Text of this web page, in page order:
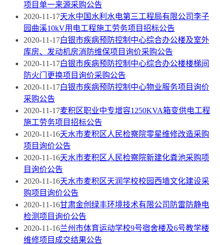
项目单一来源采购公告
2020-11-17天水中国水利水电第三工程局有限公司李子
园曲溪10kV用电工程施工劳务项目招标公告
2020-11-17白银市疾病预防控制中心综合办公楼及室外
库房、发动机房消防维保项目询价采购公告
2020-11-17白银市疾病预防控制中心综合办公楼楼梯间
防火门更换项目询价采购公告
2020-11-17白银市疾病预防控制中心物业服务项目询价
采购公告
2020-11-17麦积区职业中专增容1250KVA箱变供电工程
施工劳务项目招标公告
2020-11-16天水市麦积区人民检察院零星维修改造采购
项目询价公告
2020-11-16天水市麦积区人民检察院新建化粪池采购项
目询价公告
2020-11-16天水市麦积区天润学校校园西墙文化建设采
购项目询价公告
2020-11-16甘肃金创绿丰环境技术有限公司防雷防静电
检测项目询价公告
2020-11-16兰州市体育运动学校9号宿舍楼及6号教学楼
维修项目成交结果公告